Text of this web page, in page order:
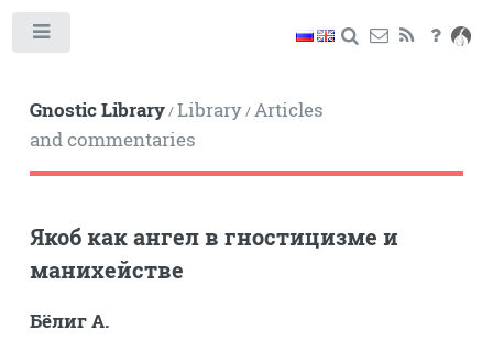
Gnostic Library/Library/Articles
and commentaries
Якоб как ангел в гностицизме и
манихействе
Бёлиг А.